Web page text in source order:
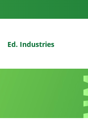
Ed. Industries